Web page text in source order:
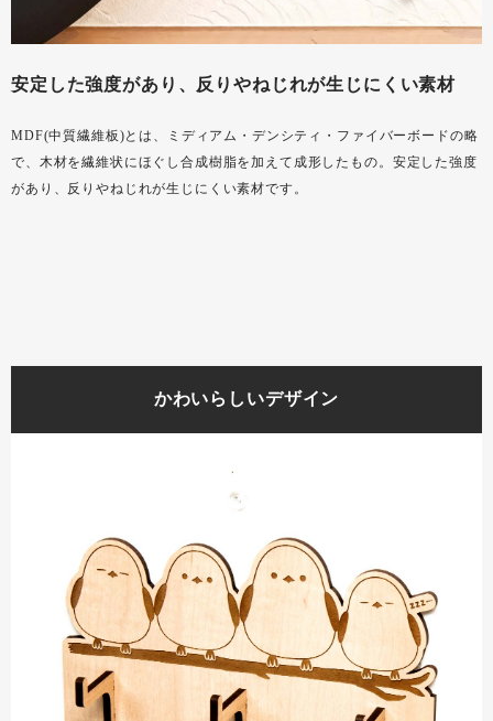
安定した強度があり、反りやねじれが生じにくい素材
MDF(中質繊維板)とは、ミディアム・デンシティ・ファイバーボードの略
で、木材を繊維状にほぐし合成樹脂を加えて成形したもの。安定した強度
があり、反りやねじれが生じにくい素材です。
かわいらしいデザイン